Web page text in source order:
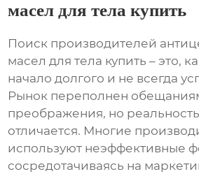
масел для тела купить
Поиск производителей
масел для тела купить – это,
начало долгого и не всегда
Рынок переполнен
преображения, но реальность
отличается. Многие
используют неэффективные
сосредотачиваясь на